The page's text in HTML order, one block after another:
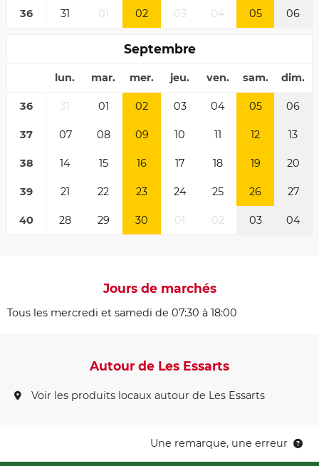
36 31 01 02 03 04 05 06
Septembre
lun. mar. mer. jeu. ven. sam. dim.
36 31 01 02 03 04 05 06
37 07 08 09 10 11 12 13
38 14 15 16 17 18 19 20
39 21 22 23 24 25 26 27
40 28 29 30 01 02 03 04
Jours de marchés
Tous les mercredi et samedi de 07:30 à 18:00
Autour de Les Essarts
Voir les produits locaux autour de Les Essarts
Une remarque, une erreur